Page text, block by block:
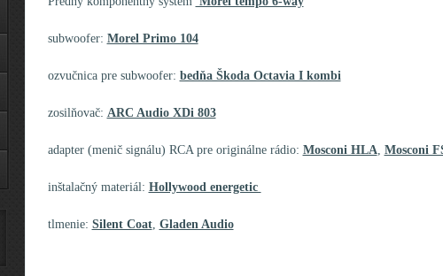
subwoofer: Morel Primo 104
ozvučnica pre subwoofer: bedňa Škoda Octavia I kombi
zosilňovač: ARC Audio XDi 803
adapter (menič signálu) RCA pre originálne rádio: Mosconi HLA, Mosconi
inštalačný materiál: Hollywood energetic
tlmenie: Silent Coat, Gladen Audio